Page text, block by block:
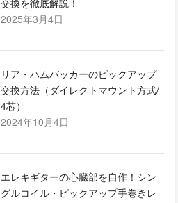
2025年3月4日
リア・ハムバッカーのピックアップ
交換方法（ダイレクトマウント方式/
4芯）
2024年10月4日
エレキギターの心臓部を自作！シン
グルコイル・ピックアップ手巻きレ